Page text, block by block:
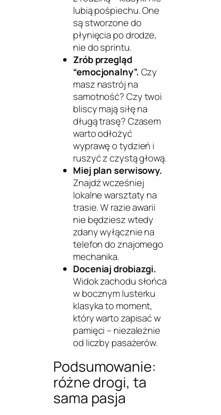
lubią pośpiechu. One
są stworzone do
płynięcia po drodze,
nie do sprintu.
Zrób przegląd
“emocjonalny”. Czy
masz nastrój na
samotność? Czy twoi
bliscy mają siłę na
długą trasę? Czasem
warto odłożyć
wyprawę o tydzień i
ruszyć z czystą głową.
Miej plan serwisowy.
Znajdź wcześniej
lokalne warsztaty na
trasie. W razie awarii
nie będziesz wtedy
zdany wyłącznie na
telefon do znajomego
mechanika.
Doceniaj drobiazgi.
Widok zachodu słońca
w bocznym lusterku
klasyka to moment,
który warto zapisać w
pamięci – niezależnie
od liczby pasażerów.
Podsumowanie:
różne drogi, ta
sama pasja